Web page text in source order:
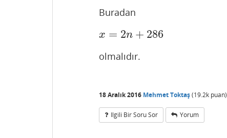
Buradan
x = 2n + 286
x= 2n+286
olmalıdır.
18 Aralık 2016 Mehmet Toktaş(19.2k puan)
Ilgili Bir Soru Sor Yorum